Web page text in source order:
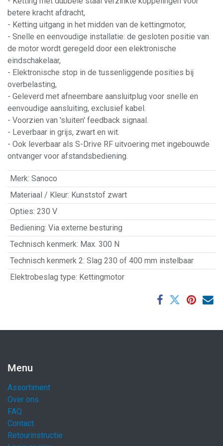
betere kracht afdracht,
- Ketting uitgang in het midden van de kettingmotor,
- Snelle en eenvoudige installatie: de gesloten positie van
de motor wordt geregeld door een elektronische
eindschakelaar,
- Elektronische stop in de tussenliggende posities bij
overbelasting,
- Geleverd met afneembare aansluitplug voor snelle en
eenvoudige aansluiting, exclusief kabel.
- Voorzien van 'sluiten' feedback signaal.
- Leverbaar in grijs, zwart en wit.
- Ook leverbaar als S-Drive RF uitvoering met ingebouwde
ontvanger voor afstandsbediening.
Merk: Sanoco
Materiaal / Kleur: Kunststof zwart
Opties: 230 V
Bediening: Via externe besturing
Technisch kenmerk: Max. 300 N
Technisch kenmerk 2: Slag 230 of 400 mm instelbaar
Elektrobeslag type: Kettingmotor
Menu
Assortiment
Over ons
FAQ
Contact
Retourinstructie